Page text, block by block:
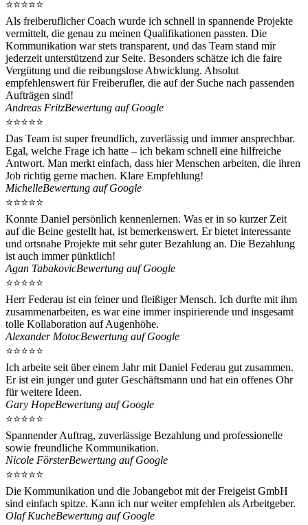
⭐⭐⭐⭐⭐
Als freiberuflicher Coach wurde ich schnell in spannende Projekte
vermittelt, die genau zu meinen Qualifikationen passten. Die
Kommunikation war stets transparent, und das Team stand mir
jederzeit unterstützend zur Seite. Besonders schätze ich die faire
Vergütung und die reibungslose Abwicklung. Absolut
empfehlenswert für Freiberufler, die auf der Suche nach passenden
Aufträgen sind!
Andreas FritzBewertung auf Google
⭐⭐⭐⭐⭐
Das Team ist super freundlich, zuverlässig und immer ansprechbar.
Egal, welche Frage ich hatte – ich bekam schnell eine hilfreiche
Antwort. Man merkt einfach, dass hier Menschen arbeiten, die ihren
Job richtig gerne machen. Klare Empfehlung!
MichelleBewertung auf Google
⭐⭐⭐⭐⭐
Konnte Daniel persönlich kennenlernen. Was er in so kurzer Zeit
auf die Beine gestellt hat, ist bemerkenswert. Er bietet interessante
und ortsnahe Projekte mit sehr guter Bezahlung an. Die Bezahlung
ist auch immer pünktlich!
Agan TabakovicBewertung auf Google
⭐⭐⭐⭐⭐
Herr Federau ist ein feiner und fleißiger Mensch. Ich durfte mit ihm
zusammenarbeiten, es war eine immer inspirierende und insgesamt
tolle Kollaboration auf Augenhöhe.
Alexander MotocBewertung auf Google
⭐⭐⭐⭐⭐
Ich arbeite seit über einem Jahr mit Daniel Federau gut zusammen.
Er ist ein junger und guter Geschäftsmann und hat ein offenes Ohr
für weitere Ideen.
Gary HopeBewertung auf Google
⭐⭐⭐⭐⭐
Spannender Auftrag, zuverlässige Bezahlung und professionelle
sowie freundliche Kommunikation.
Nicole FörsterBewertung auf Google
⭐⭐⭐⭐⭐
Die Kommunikation und die Jobangebot mit der Freigeist GmbH
sind einfach spitze. Kann ich nur weiter empfehlen als Arbeitgeber.
Olaf KucheBewertung auf Google